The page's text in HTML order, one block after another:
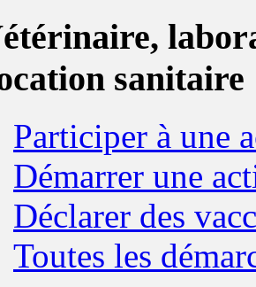
sanitaire
Participer à une
Démarrer une
Déclarer des
Toutes les